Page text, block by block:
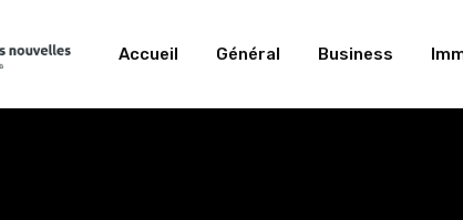
Accueil Général Business